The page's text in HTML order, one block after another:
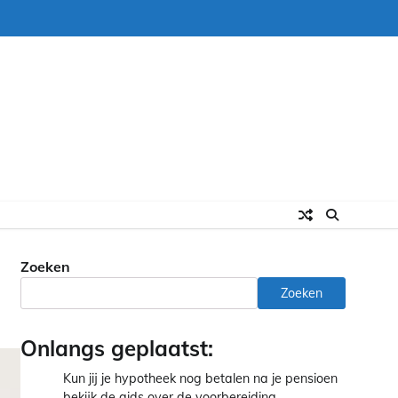
Zoeken
Zoeken
Onlangs geplaatst:
Kun jij je hypotheek nog betalen na je pensioen